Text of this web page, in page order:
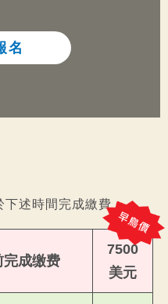
名
下述時間完成繳費：
成缴费
7500
美元